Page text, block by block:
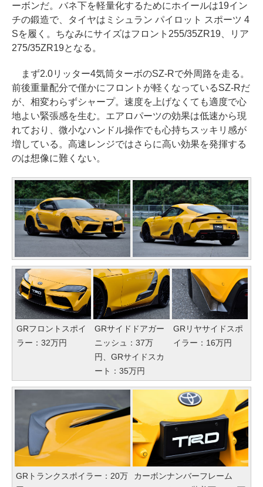
ーボンだ。バネ下を軽量化するためにホイールは19イン
チの鍛造で、タイヤはミシュラン パイロット スポーツ 4
Sを履く。ちなみにサイズはフロント255/35ZR19、リア
275/35ZR19となる。
まず2.0リッター4気筒ターボのSZ-Rで外周路を走る。
前後重量配分で僅かにフロントが軽くなっているSZ-Rだ
が、相変わらずシャープ。速度を上げなくても適度で心
地よい緊張感を生む。エアロパーツの効果は低速から現
れており、微小なハンドル操作でも心持ちスッキリ感が
増している。高速レンジではさらに高い効果を発揮する
のは想像に難くない。
GRフロントスポイ
ラー：32万円
GRサイドドアガー
ニッシュ：37万
円、GRサイドスカ
ート：35万円
GRリヤサイドスポ
イラー：16万円
GRトランクスポイラー：20万
カーボンナンバーフレーム